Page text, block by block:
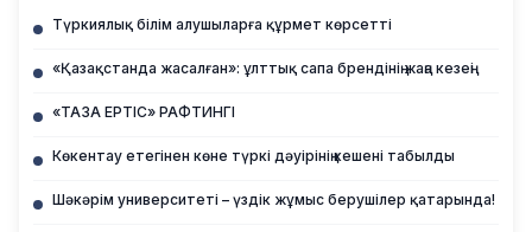
Түркиялық білім алушыларға құрмет көрсетті
«Қазақстанда жасалған»: ұлттық сапа брендінің жаңа кезеңі
«ТАЗА ЕРТІС» РАФТИНГІ
Көкентау етегінен көне түркі дәуірінің кешені табылды
Шәкәрім университеті – үздік жұмыс берушілер қатарында!